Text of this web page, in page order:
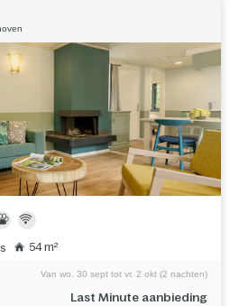
54 m²
Last Minute aanbieding
Van wo. 30 sept tot vr. 2 okt (2 nachten)